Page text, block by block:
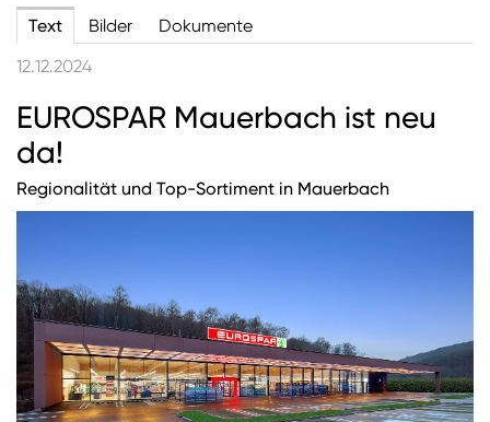
Aus den Regionen
Vorarlberg
Salzburg
Oberösterreich
Niederösterreich
Steiermark
Kärnten
Unternehmen
Text Bilder
Dokumente
12.12.2024
EUROSPAR Mauerbach ist neu
da!
Regionalität und Top-Sortiment in Mauerbach